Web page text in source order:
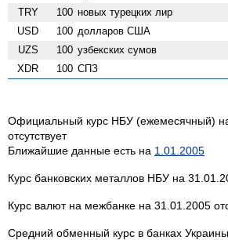
TRY 100 новых турецких лир
USD 100 долларов США
UZS 100 узбекских сумов
XDR 100 СПЗ
Официальный курс НБУ (ежемесячный)
отсутствует
Ближайшие данные есть на 1.01.2005
Курс банковских металлов НБУ на
Курс валют на межбанке на 31.01.2005
Средний обменный курс в банках